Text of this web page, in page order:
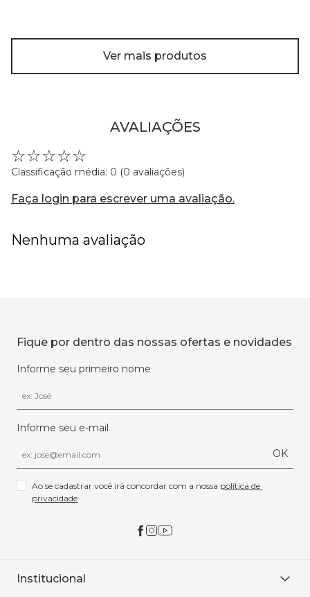
Ver mais produtos
AVALIAÇÕES
☆☆☆☆☆
Classificação média: 0 (0 avaliações)
Faça login para escrever uma avaliação.
Nenhuma avaliação
Fique por dentro das nossas ofertas e novidades
Informe seu primeiro nome
Informe seu e-mail
OK
Ao se cadastrar você irá concordar com a nossa política de
privacidade
Institucional